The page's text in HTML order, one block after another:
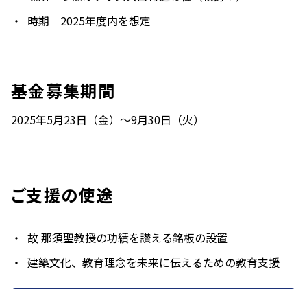
時期 2025年度内を想定
基金募集期間
2025年5月23日（金）～9月30日（火）
ご支援の使途
故 那須聖教授の功績を讃える銘板の設置
建築文化、教育理念を未来に伝えるための教育支援